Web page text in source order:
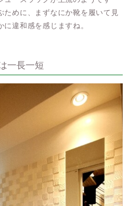
ために、まずなにか靴を履いて見
違和感を感じますね。
一長一短